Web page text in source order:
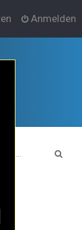
Anmelden
Bewusstsein